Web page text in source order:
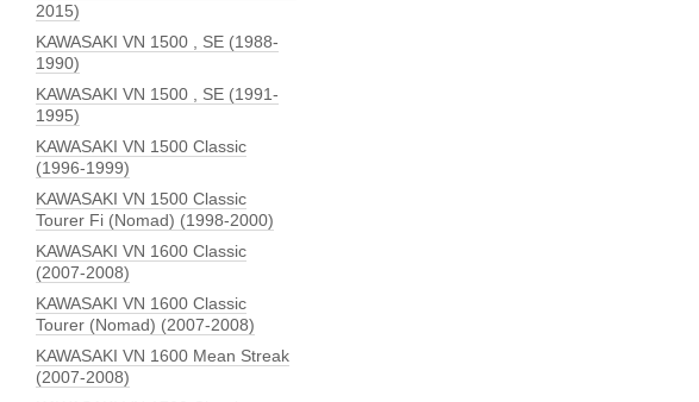
2015)
KAWASAKI VN 1500 , SE (1988-
1990)
KAWASAKI VN 1500 , SE (1991-
1995)
KAWASAKI VN 1500 Classic
(1996-1999)
KAWASAKI VN 1500 Classic
Tourer Fi (Nomad) (1998-2000)
KAWASAKI VN 1600 Classic
(2007-2008)
KAWASAKI VN 1600 Classic
Tourer (Nomad) (2007-2008)
KAWASAKI VN 1600 Mean Streak
(2007-2008)